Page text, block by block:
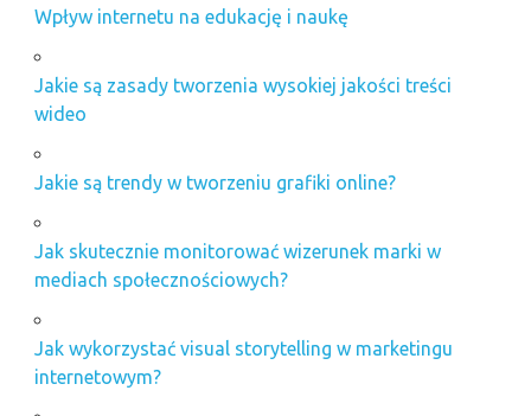
Wpływ internetu na edukację i naukę
Jakie są zasady tworzenia wysokiej jakości treści
wideo
Jakie są trendy w tworzeniu grafiki online?
Jak skutecznie monitorować wizerunek marki w
mediach społecznościowych?
Jak wykorzystać visual storytelling w marketingu
internetowym?